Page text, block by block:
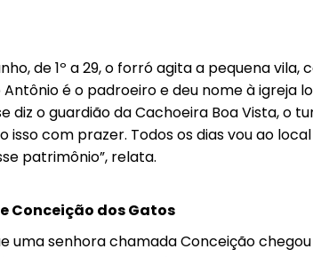
de 1º a 29, o forró agita a pequena
é o padroeiro e deu nome à igreja
diz o guardião da Cachoeira Boa Vista,
isso com prazer. Todos os dias vou ao
patrimônio”, relata.
Conceição dos Gatos
uma senhora chamada Conceição